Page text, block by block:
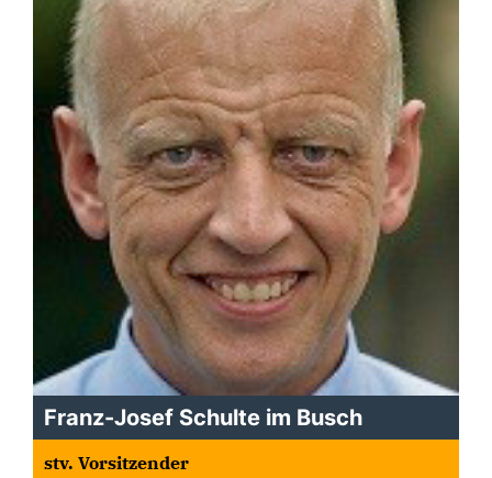
Franz-Josef Schulte im Busch
stv. Vorsitzender